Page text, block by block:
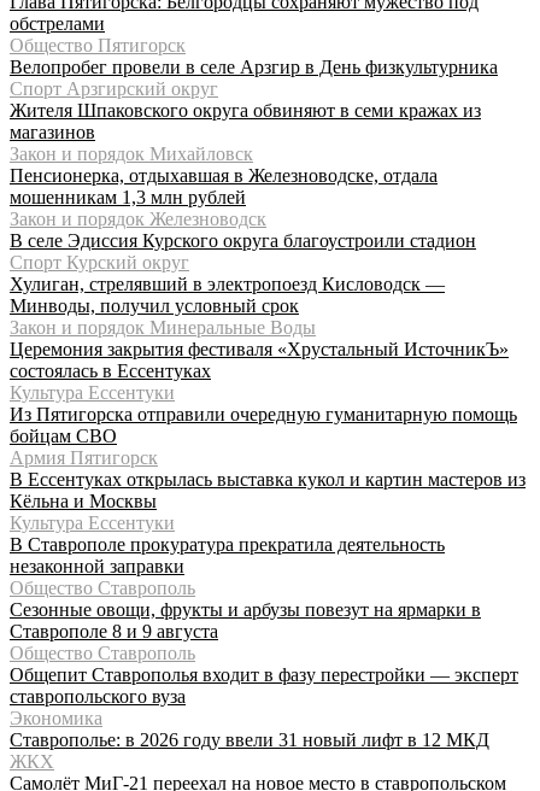
обстрелами
Общество Пятигорск
Велопробег провели в селе Арзгир в День физкультурника
Спорт Арзгирский округ
Жителя Шпаковского округа обвиняют в семи кражах из
магазинов
Закон и порядок Михайловск
Пенсионерка, отдыхавшая в Железноводске, отдала
мошенникам 1,3 млн рублей
Закон и порядок Железноводск
В селе Эдиссия Курского округа благоустроили стадион
Спорт Курский округ
Хулиган, стрелявший в электропоезд Кисловодск —
Минводы, получил условный срок
Закон и порядок Минеральные Воды
Церемония закрытия фестиваля «Хрустальный ИсточникЪ»
состоялась в Ессентуках
Культура Ессентуки
Из Пятигорска отправили очередную гуманитарную помощь
бойцам СВО
Армия Пятигорск
В Ессентуках открылась выставка кукол и картин мастеров из
Кёльна и Москвы
Культура Ессентуки
В Ставрополе прокуратура прекратила деятельность
незаконной заправки
Общество Ставрополь
Сезонные овощи, фрукты и арбузы повезут на ярмарки в
Ставрополе 8 и 9 августа
Общество Ставрополь
Общепит Ставрополья входит в фазу перестройки — эксперт
ставропольского вуза
Экономика
Ставрополье: в 2026 году ввели 31 новый лифт в 12 МКД
ЖКХ
Самолёт МиГ-21 переехал на новое место в ставропольском